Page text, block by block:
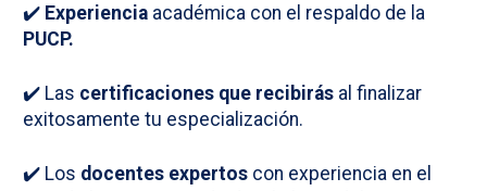
✔️ Experiencia académica con el respaldo de la
PUCP.
✔️ Las certificaciones que recibirás al finalizar
exitosamente tu especialización.
✔️ Los docentes expertos con experiencia en el